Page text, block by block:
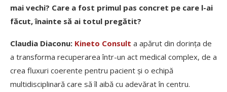
mai vechi? Care a fost primul pas concret pe care l-ai
făcut, înainte să ai totul pregătit?
Claudia Diaconu: Kineto Consult a apărut din dorința de
a transforma recuperarea într-un act medical complex, de a
crea fluxuri coerente pentru pacient și o echipă
multidisciplinară care să îl aibă cu adevărat în centru.